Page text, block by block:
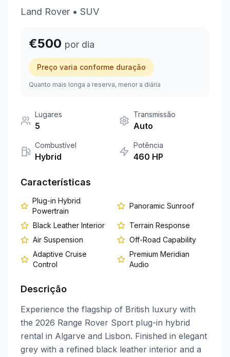
+351 963-584-279
Land Rover • SUV
€500 por dia
Preço varia conforme duração
Quanto mais longa a reserva, menor a diária
Lugares
5
Transmissão
Auto
Combustível
Hybrid
Potência
460 HP
Características
Plug-in Hybrid
Powertrain
Panoramic Sunroof
Black Leather Interior
Terrain Response
Air Suspension
Off-Road Capability
Adaptive Cruise
Control
Premium Meridian
Audio
Descrição
Experience the flagship of British luxury with
the 2026 Range Rover Sport plug-in hybrid
rental in Algarve and Lisbon. Finished in elegant
grey with a refined black leather interior and a